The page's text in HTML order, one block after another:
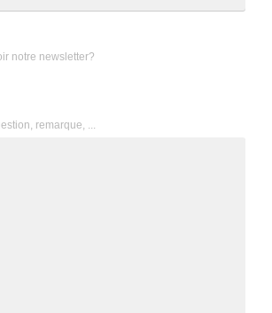
notre newsletter?
remarque, ...